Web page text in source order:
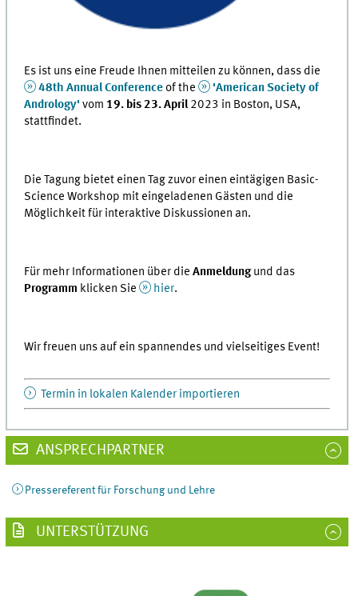
Es ist uns eine Freude Ihnen mitteilen zu können, dass die
48th Annual Conference of the
'American Society of
Andrology' vom 19. bis 23. April2023 in Boston, USA,
stattfindet.
Die Tagung bietet einen Tag zuvor einen eintägigen Basic-
Science Workshop mit eingeladenen Gästen und die
Möglichkeit für interaktive Diskussionen an.
Für mehr Informationen über dieAnmeldungund das
Programm klicken Sie hier.
Wir freuen uns auf ein spannendes und vielseitiges Event!
Termin in lokalen Kalender importieren
ANSPRECHPARTNER
Pressereferent für Forschung und Lehre
UNTERSTÜTZUNG